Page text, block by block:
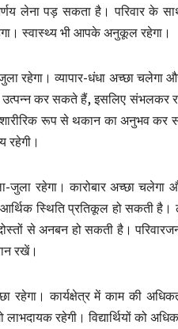
लेना पड़ सकता है। परिवार
स्वास्थ्य भी आपके अनुकूल रहेगा।
रहेगा। व्यापार-धंधा अच्छा चलेगा
उत्पन्न कर सकते हैं, इसलिए
रूप से थकान का अनुभव कर
रहेगी।
जुला रहेगा। कारोबार अच्छा
स्थिति प्रतिकूल हो सकती है।
से अनबन हो सकती है।
रखें।
रहेगा। कार्यक्षेत्र में काम की
लाभदायक रहेगी। विद्यार्थियों को